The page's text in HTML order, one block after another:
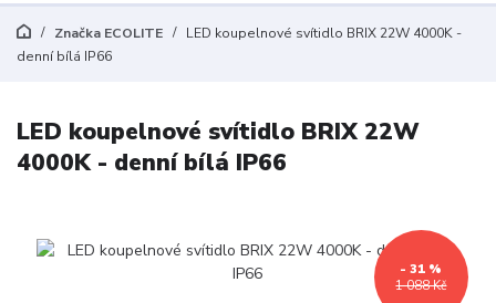
Značka ECOLITE
LED koupelnové svítidlo BRIX 22W 4000K -
denní bílá IP66
LED koupelnové svítidlo BRIX 22W
4000K - denní bílá IP66
1 088 Kč
- 31 %